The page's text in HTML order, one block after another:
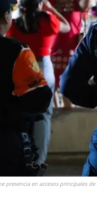
presencia en accesos principales